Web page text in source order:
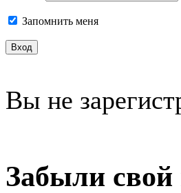
Запомнить меня
Вы не
Забыли свой